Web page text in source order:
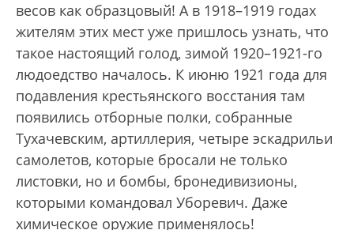
весов как образцовый! А в 1918–1919 годах
жителям этих мест уже пришлось узнать, что
такое настоящий голод, зимой 1920–1921-го
людоедство началось. К июню 1921 года для
подавления крестьянского восстания там
появились отборные полки, собранные
Тухачевским, артиллерия, четыре эскадрильи
самолетов, которые бросали не только
листовки, но и бомбы, бронедивизионы,
которыми командовал Уборевич. Даже
химическое оружие применялось!